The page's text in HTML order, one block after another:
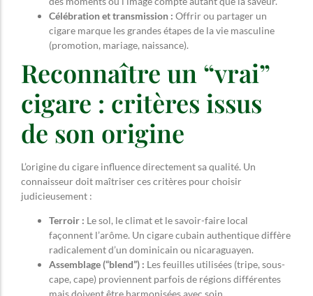
Célébration et transmission : Offrir ou partager un
cigare marque les grandes étapes de la vie masculine
(promotion, mariage, naissance).
Reconnaître un “vrai”
cigare : critères issus
de son origine
L’origine du cigare influence directement sa qualité. Un
connaisseur doit maîtriser ces critères pour choisir
judicieusement :
Terroir : Le sol, le climat et le savoir-faire local
façonnent l’arôme. Un cigare cubain authentique diffère
radicalement d’un dominicain ou nicaraguayen.
Assemblage (“blend”) : Les feuilles utilisées (tripe, sous-
cape, cape) proviennent parfois de régions différentes